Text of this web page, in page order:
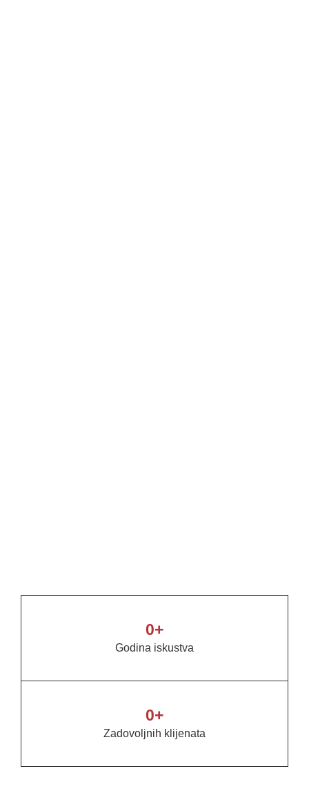
Godina iskustva
0+
Zadovoljnih klijenata
0+